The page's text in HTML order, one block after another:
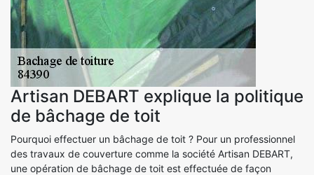
Artisan DEBART explique la politique
de bâchage de toit
Pourquoi effectuer un bâchage de toit ? Pour un professionnel
des travaux de couverture comme la société Artisan DEBART,
une opération de bâchage de toit est effectuée de façon